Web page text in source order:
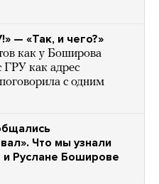
— «Так, и чего?»
как у Боширова
ГРУ как адрес
с одним
Что мы узнали
Руслане Боширове